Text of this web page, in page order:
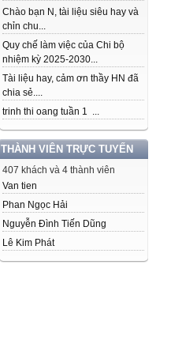
Chào bạn N, tài liệu siêu hay và
chỉn chu...
Quy chế làm việc của Chi bộ
nhiệm kỳ 2025-2030...
Tài liệu hay, cảm ơn thầy HN đã
chia sẻ....
trinh thi oang tuần 1 ...
THÀNH VIÊN TRỰC TUYẾN
407 khách và 4 thành viên
Van tien
Phan Ngọc Hải
Nguyễn Đình Tiến Dũng
Lê Kim Phát